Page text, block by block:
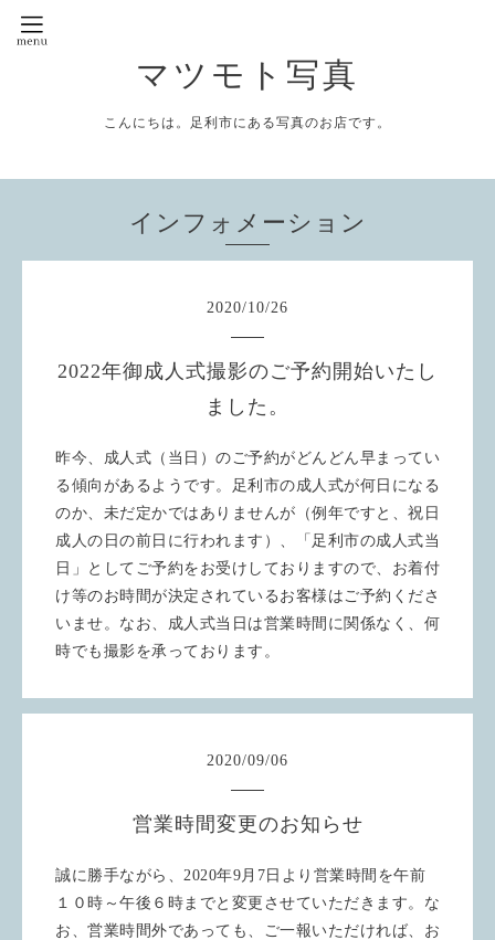
マツモト写真
こんにちは。足利市にある写真のお店です。
インフォメーション
2020/10/26
2022年御成人式撮影のご予約開始いたし
ました。
昨今、成人式（当日）のご予約がどんどん早まってい
る傾向があるようです。足利市の成人式が何日になる
のか、未だ定かではありませんが（例年ですと、祝日
成人の日の前日に行われます）、「足利市の成人式当
日」としてご予約をお受けしておりますので、お着付
け等のお時間が決定されているお客様はご予約くださ
いませ。なお、成人式当日は営業時間に関係なく、何
時でも撮影を承っております。
2020/09/06
営業時間変更のお知らせ
誠に勝手ながら、2020年9月7日より営業時間を午前
１０時～午後６時までと変更させていただきます。な
お、営業時間外であっても、ご一報いただければ、お